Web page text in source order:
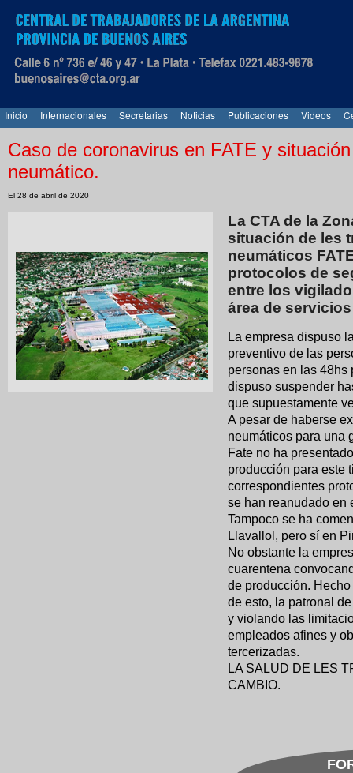
Inicio Internacionales Secretarias Noticias Publicaciones Videos
Caso de coronavirus en FATE y
neumático.
El 28 de abril de 2020
La CTA de la
situación de les
neumáticos
protocolos de
entre los
área de
La empresa dispuso
preventivo de las
personas en las 48hs
dispuso suspender
que supuestamente
A pesar de haberse
neumáticos para una
Fate no ha
producción para este
correspondientes
se han reanudado en
Tampoco se ha
Llavallol, pero sí en
No obstante la
cuarentena
de producción.
de esto, la patronal
y violando las
empleados afines y
tercerizadas.
LA SALUD DE LES
CAMBIO.